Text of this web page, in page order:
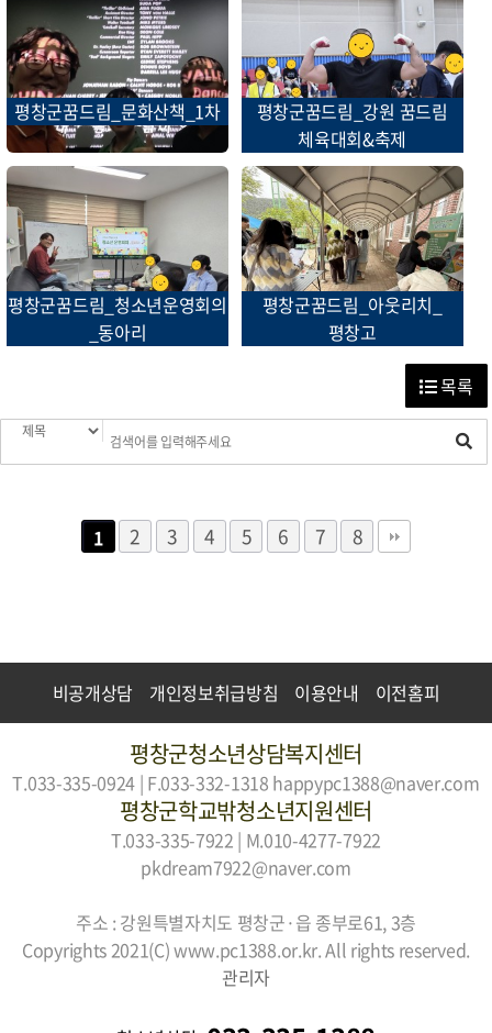
평창군꿈드림_문화산책_1차
평창군꿈드림_강원 꿈드림
체육대회&축제
평창군꿈드림_청소년운영회의
_동아리
평창군꿈드림_아웃리치_
평창고
목록
1 2 3 4 5 6 7 8
비공개상담 개인정보취급방침 이용안내 이전홈피
평창군청소년상담복지센터
T.033-335-0924 | F.033-332-1318 happypc1388@naver.com
평창군학교밖청소년지원센터
T.033-335-7922 | M.010-4277-7922
pkdream7922@naver.com
주소 : 강원특별자치도 평창군·읍 종부로61, 3층
Copyrights 2021(C) www.pc1388.or.kr. All rights reserved.
관리자